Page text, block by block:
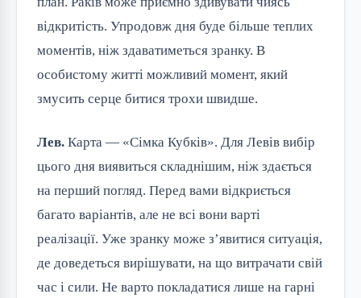
відкритість. Упродовж дня буде більше теплих
моментів, ніж здаватиметься зранку. В
особистому житті можливий момент, який
змусить серце битися трохи швидше.
Лев. Карта — «Сімка Кубків». Для Левів вибір
цього дня виявиться складнішим, ніж здається
на перший погляд. Перед вами відкриється
багато варіантів, але не всі вони варті
реалізації. Уже зранку може з’явитися ситуація,
де доведеться вирішувати, на що витрачати свій
час і сили. Не варто покладатися лише на гарні